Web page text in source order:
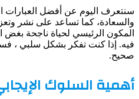
سنتعرف اليوم عن أفضل العبارات
والسعادة، كما تساعد على نشر
المكون الرئيسي لحياة ناجحة بغض
فيه. إذا كنت تفكر بشكل سلبي ،
صحيح.
أهمية السلوك